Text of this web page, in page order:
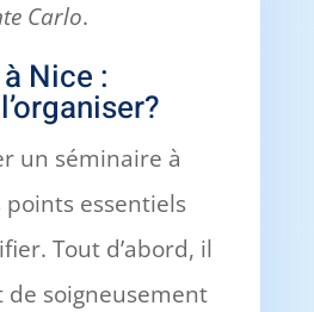
Carlo.
Nice :
un séminaire à
points essentiels
Tout d’abord, il
soigneusement